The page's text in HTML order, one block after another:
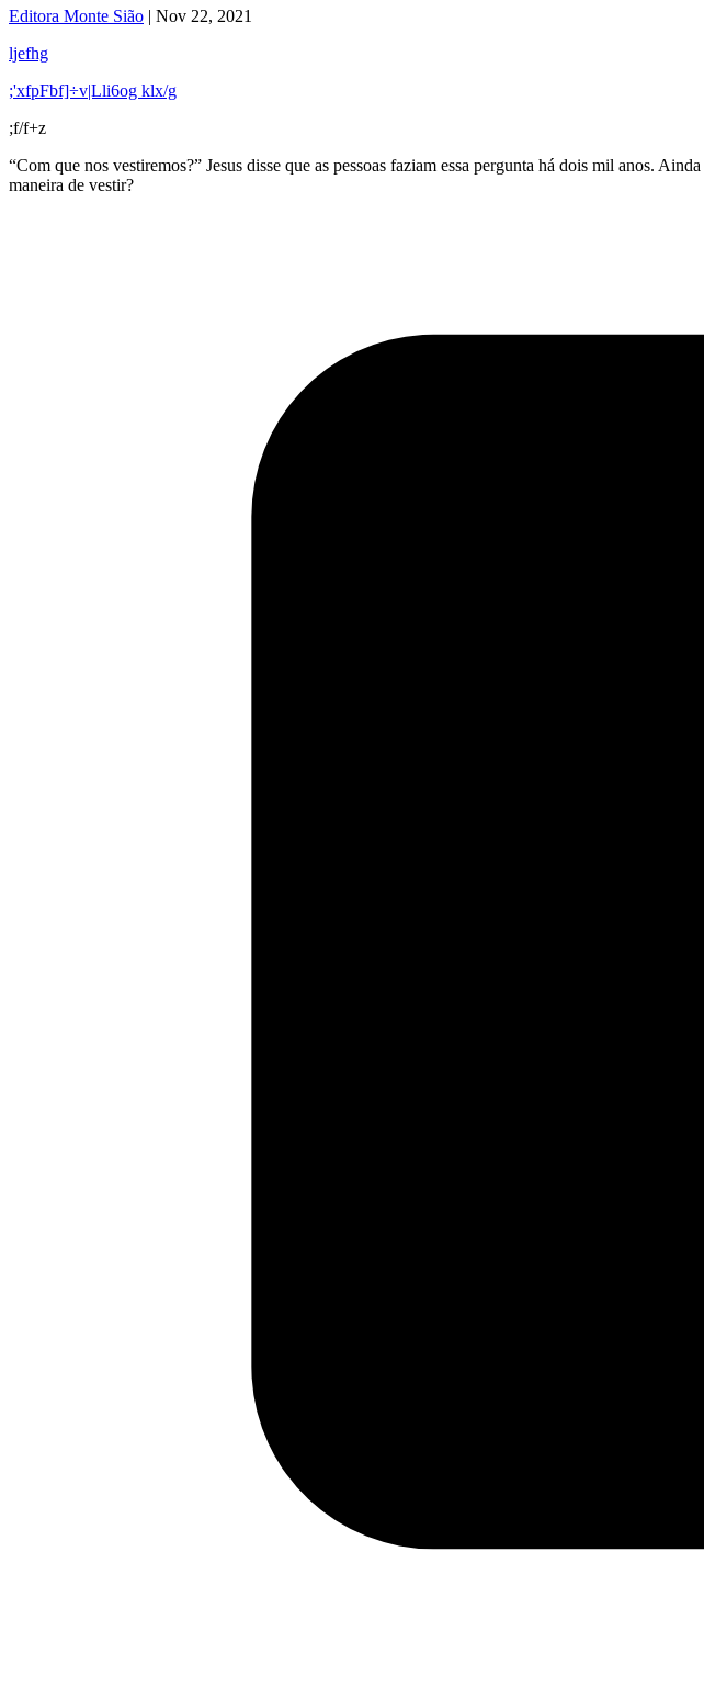
Editora Monte Sião | Nov 22, 2021
ljefhg
;'xfpFbf]÷v|Lli6og klx/g
;f/f+z
“Com que nos vestiremos?” Jesus disse que as pessoas faziam essa pergunta há dois mil anos.
maneira de vestir?